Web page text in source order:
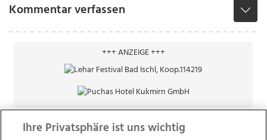
Kommentar verfassen
+++ ANZEIGE +++
Ihre Privatsphäre ist uns wichtig